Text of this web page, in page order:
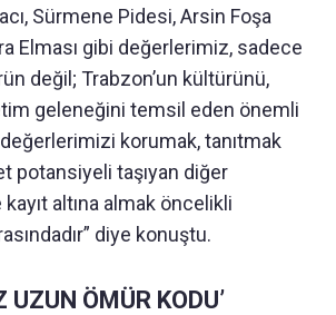
Sürmene Pidesi, Arsin Foşa
Elması gibi değerlerimiz, sadece
değil; Trabzon’un kültürünü,
geleneğini temsil eden önemli
korumak, tanıtmak
potansiyeli taşıyan diğer
altına almak öncelikli
diye konuştu.
UZUN ÖMÜR KODU’